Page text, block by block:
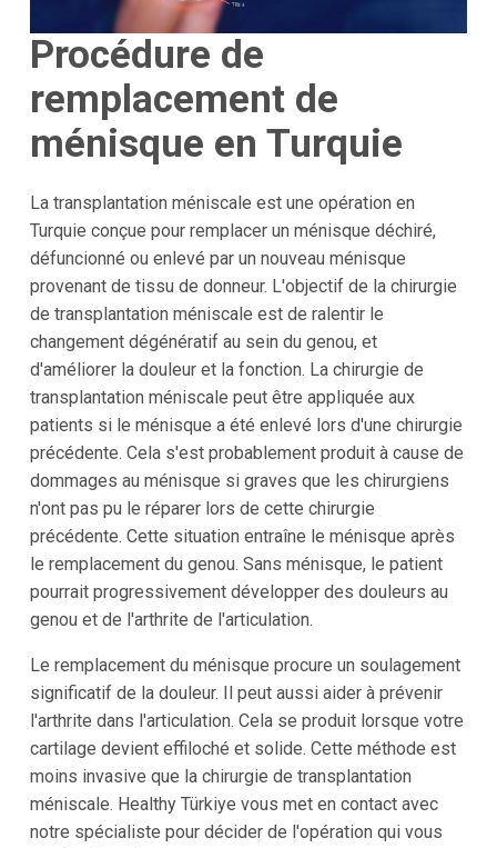
Procédure de
remplacement de
ménisque en Turquie
La transplantation méniscale est une opération en
Turquie conçue pour remplacer un ménisque déchiré,
défuncionné ou enlevé par un nouveau ménisque
provenant de tissu de donneur. L'objectif de la chirurgie
de transplantation méniscale est de ralentir le
changement dégénératif au sein du genou, et
d'améliorer la douleur et la fonction. La chirurgie de
transplantation méniscale peut être appliquée aux
patients si le ménisque a été enlevé lors d'une chirurgie
précédente. Cela s'est probablement produit à cause de
dommages au ménisque si graves que les chirurgiens
n'ont pas pu le réparer lors de cette chirurgie
précédente. Cette situation entraîne le ménisque après
le remplacement du genou. Sans ménisque, le patient
pourrait progressivement développer des douleurs au
genou et de l'arthrite de l'articulation.
Le remplacement du ménisque procure un soulagement
significatif de la douleur. Il peut aussi aider à prévenir
l'arthrite dans l'articulation. Cela se produit lorsque votre
cartilage devient effiloché et solide. Cette méthode est
moins invasive que la chirurgie de transplantation
méniscale. Healthy Türkiye vous met en contact avec
notre spécialiste pour décider de l'opération qui vous